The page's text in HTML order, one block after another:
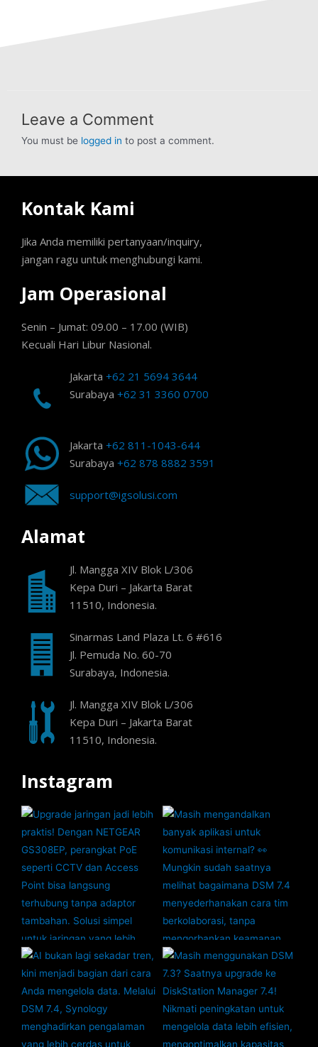
Leave a Comment
You must be logged in to post a comment.
Kontak Kami
Jika Anda memiliki pertanyaan/inquiry,
jangan ragu untuk menghubungi kami.
Jam Operasional
Senin – Jumat: 09.00 – 17.00 (WIB)
Kecuali Hari Libur Nasional.
Jakarta +62 21 5694 3644
Surabaya +62 31 3360 0700
Jakarta +62 811-1043-644
Surabaya +62 878 8882 3591
support@igsolusi.com
Alamat
Jl. Mangga XIV Blok L/306
Kepa Duri – Jakarta Barat
11510, Indonesia.
Sinarmas Land Plaza Lt. 6 #616
Jl. Pemuda No. 60-70
Surabaya, Indonesia.
Jl. Mangga XIV Blok L/306
Kepa Duri – Jakarta Barat
11510, Indonesia.
Instagram